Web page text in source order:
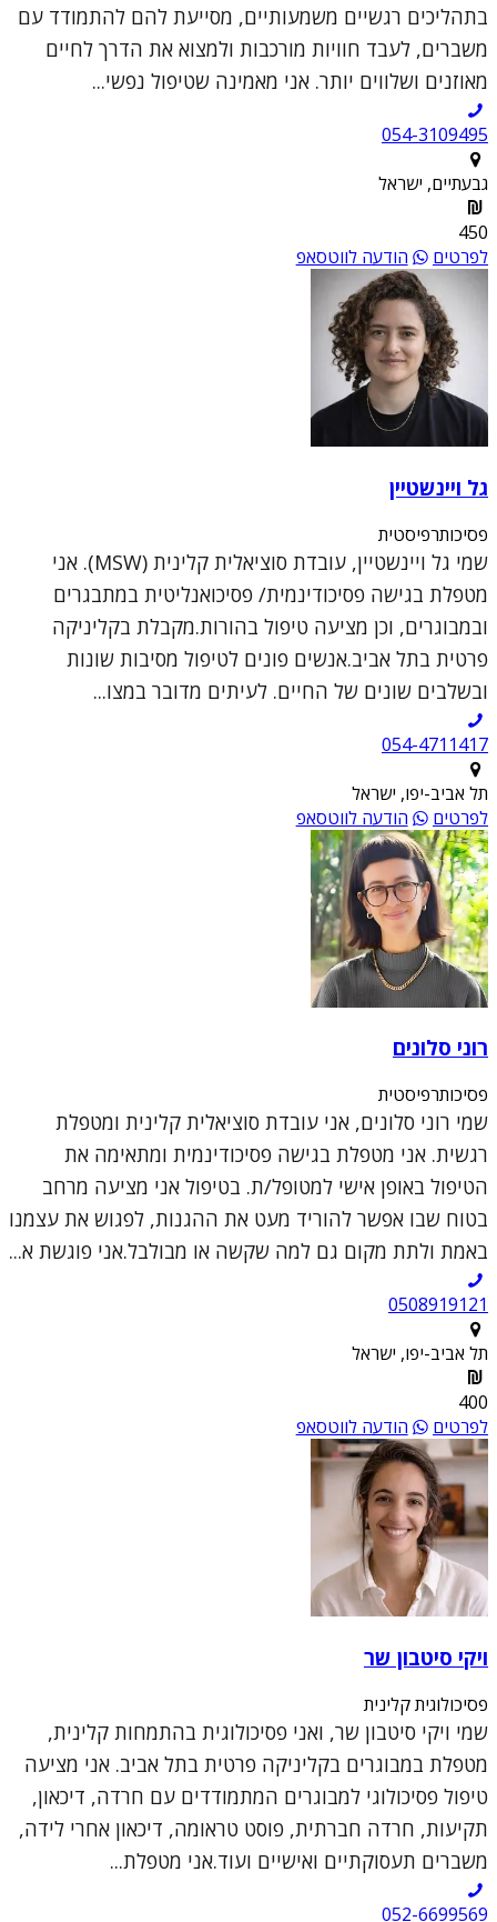
בתהליכים רגשיים משמעותיים, מסייעת להם להתמודד עם
משברים, לעבד חוויות מורכבות ולמצוא את הדרך לחיים
מאוזנים ושלווים יותר. אני מאמינה שטיפול נפשי...
054-3109495
גבעתיים, ישראל
450
לפרטים
הודעה לווטסאפ
גל ויינשטיין
פסיכותרפיסטית
שמי גל ויינשטיין, עובדת סוציאלית קלינית (MSW). אני
מטפלת בגישה פסיכודינמית/ פסיכואנליטית במתבגרים
ובמבוגרים, וכן מציעה טיפול בהורות.מקבלת בקליניקה
פרטית בתל אביב.אנשים פונים לטיפול מסיבות שונות
ובשלבים שונים של החיים. לעיתים מדובר במצו...
054-4711417
תל אביב-יפו, ישראל
לפרטים
הודעה לווטסאפ
רוני סלונים
פסיכותרפיסטית
שמי רוני סלונים, אני עובדת סוציאלית קלינית ומטפלת
רגשית. אני מטפלת בגישה פסיכודינמית ומתאימה את
הטיפול באופן אישי למטופל/ת. בטיפול אני מציעה מרחב
בטוח שבו אפשר להוריד מעט את ההגנות, לפגוש את עצמנו
באמת ולתת מקום גם למה שקשה או מבולבל.אני פוגשת א...
0508919121
תל אביב-יפו, ישראל
400
לפרטים
הודעה לווטסאפ
ויקי סיטבון שר
פסיכולוגית קלינית
שמי ויקי סיטבון שר, ואני פסיכולוגית בהתמחות קלינית,
מטפלת במבוגרים בקליניקה פרטית בתל אביב. אני מציעה
טיפול פסיכולוגי למבוגרים המתמודדים עם חרדה, דיכאון,
תקיעות, חרדה חברתית, פוסט טראומה, דיכאון אחרי לידה,
משברים תעסוקתיים ואישיים ועוד.אני מטפלת...
052-6699569